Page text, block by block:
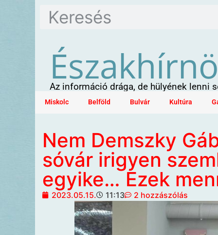
Az információ drága, de hülyének lenni
Miskolc Belföld Bulvár Kultúra
Nem Demszky
sóvár irigyen
egyike… Ezek
2023.05.15. 11:13 2 hozzászólás